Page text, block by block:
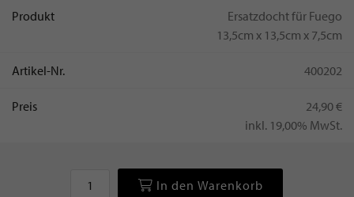
Produkt
Ersatzdocht für Fuego
13,5cm x 13,5cm x 7,5cm
Artikel-Nr. 400202
Preis
24,90 €
inkl. 19,00% MwSt.
In den Warenkorb